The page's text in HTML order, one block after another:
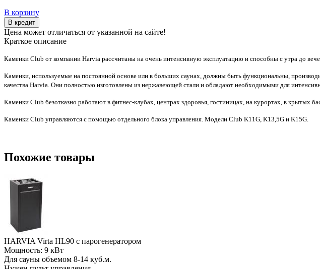
В корзину
В кредит
Цена может отличаться от указанной на сайте!
Краткое описание
Каменки Club от компании Harvia рассчитаны на очень интенсивную эксплуатацию и способны с утра до
Каменки, используемые на постоянной основе или в больших саунах, должны быть функциональны,
качества Harvia. Они полностью изготовлены из нержавеющей стали и обладают необходимыми для
Каменки Club безотказно работают в фитнес-клубах, центрах здоровья, гостиницах, на курортах, в крытых
Каменки Club управляются с помощью отдельного блока управления. Модели Club K11G, K13,5G и K15G.
Похожие товары
HARVIA Virta HL90 с парогенератором
Мощность: 9 кВт
Для сауны объемом 8-14 куб.м.